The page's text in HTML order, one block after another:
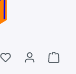
Du hast 0